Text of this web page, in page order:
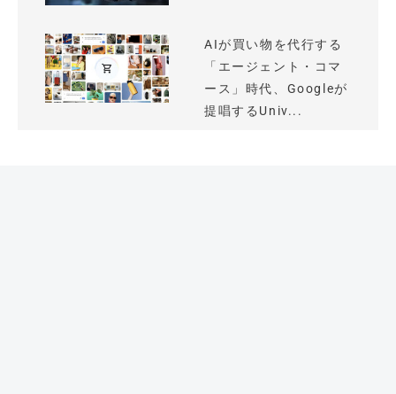
AIが買い物を代行する
「エージェント・コマ
ース」時代、Googleが
提唱するUniv...